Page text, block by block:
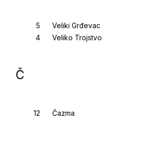
Veliki Grđevac
Veliko Trojstvo
Č
Čazma